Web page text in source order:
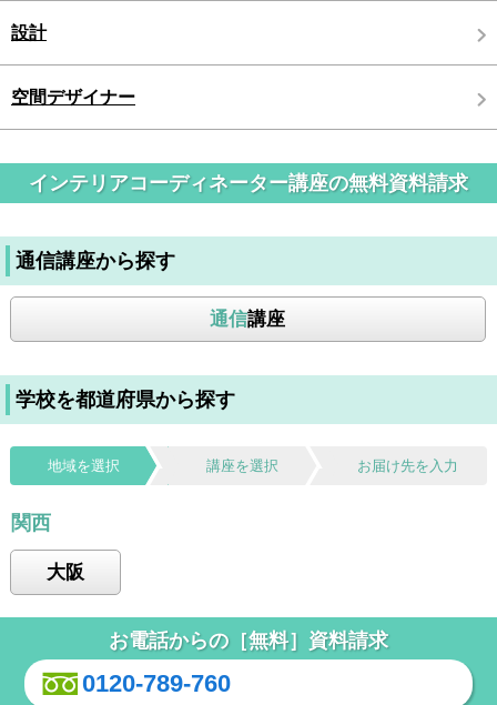
設計
空間デザイナー
インテリアコーディネーター講座の無料資料請求
通信講座から探す
通信講座
学校を都道府県から探す
地域を選択 講座を選択 お届け先を入力
関西
大阪
お電話からの［無料］資料請求
0120-789-760